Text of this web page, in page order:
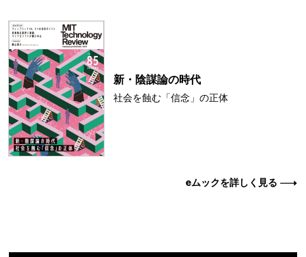
新・陰謀論の時代
社会を蝕む「信念」の正体
eムックを詳しく見る